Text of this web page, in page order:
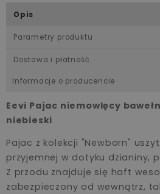
Opis
Parametry produktu
Dostawa i płatność
Informacje o producencie
Eevi Pajac niemowlęcy
niebieski
Pajac z kolekcji "Newborn"
przyjemnej w dotyku dzianiny,
Z przodu znajduje się haft
zabezpieczony od wewnątrz,